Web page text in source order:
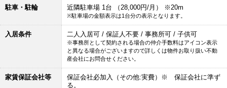
駐車・駐輪 近隣駐車場 1台 （28,000円/月） ※20m
※駐車場の金額表示は1台分の表示となります。
入居条件 二人入居可 / 保証人不要 / 事務所可 / 子供可
※事務所として契約される場合の仲介手数料はアイコン表示
と異なる場合がございますので詳しくは物件お取り扱い不動
産会社にお問合せください。
家賃保証会社等
保証会社必加入（その他:実費）※ 保証会社に準ず
る。